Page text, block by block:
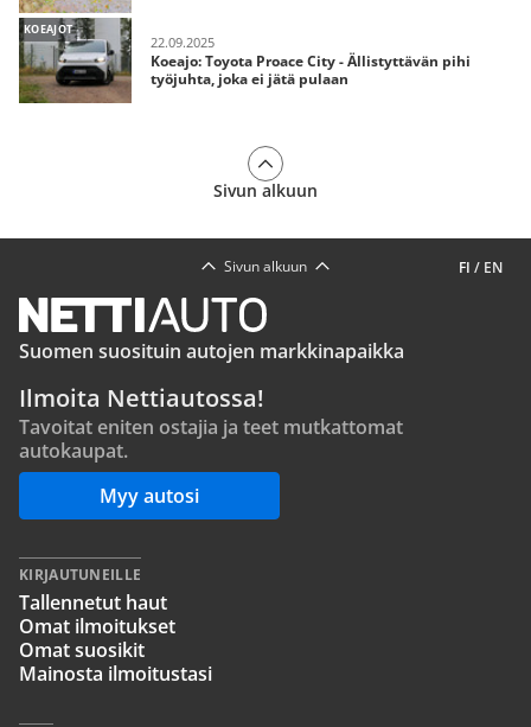
KOEAJOT
22.09.2025
Koeajo: Toyota Proace City - Ällistyttävän pihi
työjuhta, joka ei jätä pulaan
Sivun alkuun
FI / EN
Sivun alkuun
Suomen suosituin autojen markkinapaikka
Ilmoita Nettiautossa!
Tavoitat eniten ostajia ja teet mutkattomat
autokaupat.
Myy autosi
KIRJAUTUNEILLE
Tallennetut haut
Omat ilmoitukset
Omat suosikit
Mainosta ilmoitustasi